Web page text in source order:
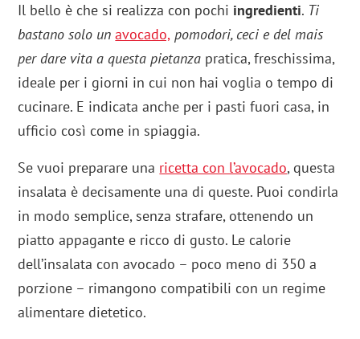
Il bello è che si realizza con pochi ingredienti. Ti
bastano solo unavocado, pomodori, ceci e del mais
per dare vita a questa pietanza pratica, freschissima,
ideale per i giorni in cui non hai voglia o tempo di
cucinare. E indicata anche per i pasti fuori casa, in
ufficio così come in spiaggia.
Se vuoi preparare una ricetta con l’avocado, questa
insalata è decisamente una di queste. Puoi condirla
in modo semplice, senza strafare, ottenendo un
piatto appagante e ricco di gusto. Le calorie
dell’insalata con avocado – poco meno di 350 a
porzione – rimangono compatibili con un regime
alimentare dietetico.